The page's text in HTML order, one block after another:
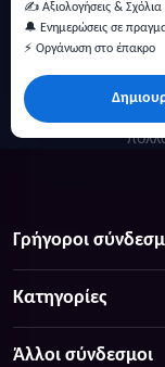
✍️ Αξιολογήσεις & Σχόλια
🔔 Ενημερώσεις σε
⚡ Οργάνωση στο έπακρο
Γρήγοροι
Κατηγορίες
Άλλοι σύνδεσμοι